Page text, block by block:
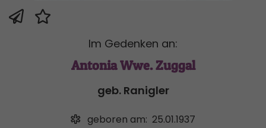
Im Gedenken an:
Antonia Wwe. Zuggal
geb. Ranigler
geboren am: 25.01.1937